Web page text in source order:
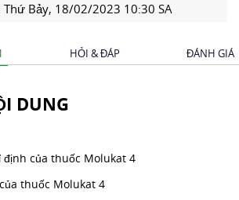
Thứ Bảy, 18/02/2023 10:30 SA
HỎI & ĐÁP ĐÁNH GIÁ
DUNG
định của thuốc Molukat 4
thuốc Molukat 4